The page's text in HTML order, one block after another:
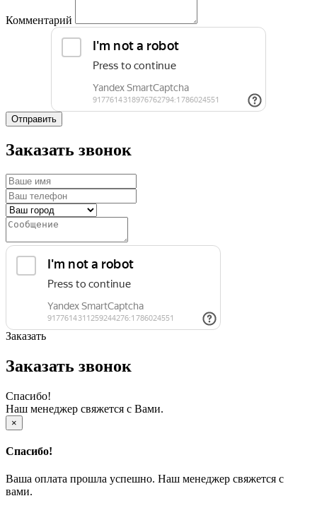
Комментарий
Отправить
Заказать звонок
Заказать
Заказать звонок
Спасибо!
Наш менеджер свяжется с Вами.
×
Спасибо!
Ваша оплата прошла успешно. Наш менеджер свяжется с
вами.